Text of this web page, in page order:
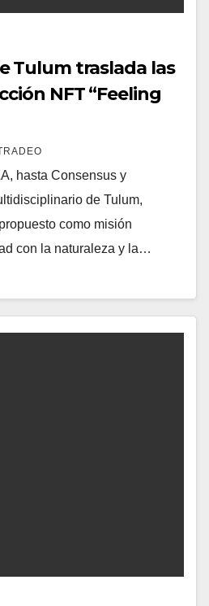
Tulum traslada las
NFT “Feeling
hasta Consensus y
de Tulum,
como misión
con la naturaleza y la…